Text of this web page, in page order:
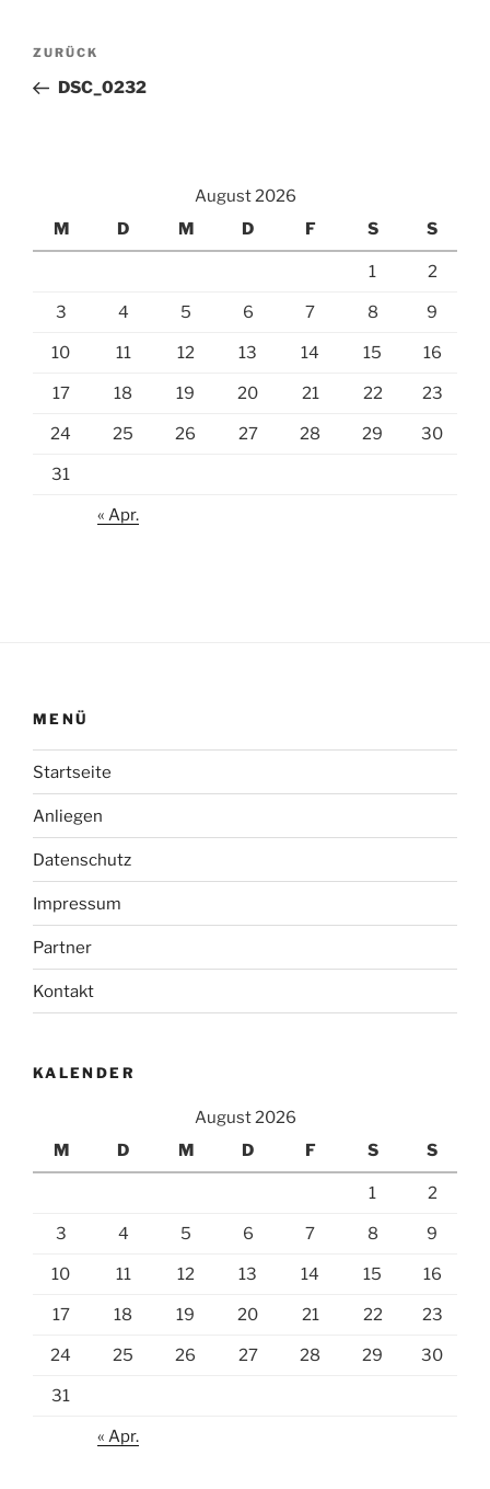
Beitragsnavigation
Vorheriger
Beitrag
ZURÜCK
DSC_0232
August 2026
M
D M D F S S
1 2
3 4 5 6 7 8 9
10 11 12 13 14 15 16
17 18 19 20 21 22 23
24 25 26 27 28 29 30
31
« Apr.
MENÜ
Startseite
Anliegen
Datenschutz
Impressum
Partner
Kontakt
KALENDER
August 2026
M
D M D F S S
1 2
3 4 5 6 7 8 9
10 11 12 13 14 15 16
17 18 19 20 21 22 23
24 25 26 27 28 29 30
31
« Apr.